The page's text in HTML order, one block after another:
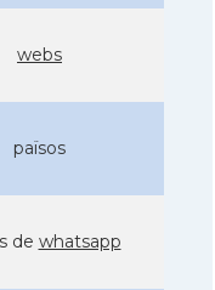
webs
països
de whatsapp